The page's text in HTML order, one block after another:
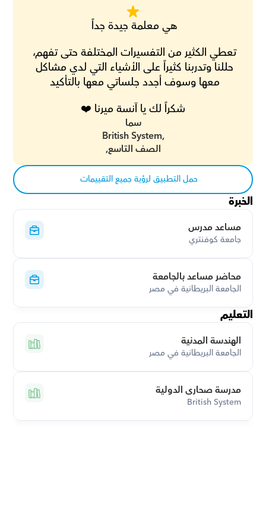
هي معلمة جيدة جداً
معها وسوف أجدد جلساتي معها بالتأكيد
شكراً لك يا آنسة ميرنا ❤️
سما
الصف التاسع,
British System,
حمل التطبيق لرؤية جميع التقييمات
الخبرة
مساعد مدرس
جامعة كوفنتري
محاضر مساعد بالجامعة
الجامعة البريطانية في مصر
التعليم
الهندسة المدنية
الجامعة البريطانية في مصر
مدرسة صحارى الدولية
British System